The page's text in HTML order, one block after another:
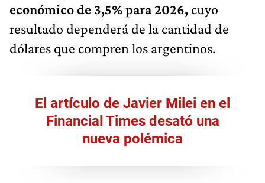
económico de 3,5% para 2026, cuyo
resultado dependerá de la cantidad de
dólares que compren los argentinos.
El artículo de Javier Milei en el
Financial Times desató una
nueva polémica